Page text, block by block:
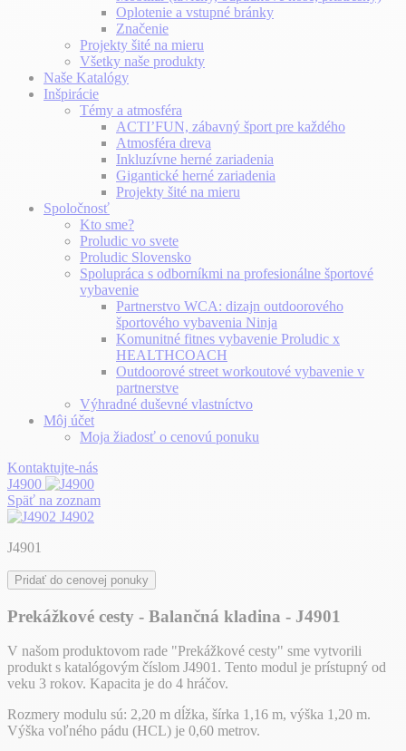
Oplotenie a vstupné bránky
Značenie
Projekty šité na mieru
Všetky naše produkty
Naše Katalógy
Inšpirácie
Témy a atmosféra
ACTI’FUN, zábavný šport pre každého
Atmosféra dreva
Inkluzívne herné zariadenia
Gigantické herné zariadenia
Projekty šité na mieru
Spoločnosť
Kto sme?
Proludic vo svete
Proludic Slovensko
Spolupráca s odborníkmi na profesionálne športové
vybavenie
Partnerstvo WCA: dizajn outdoorového
športového vybavenia Ninja
Komunitné fitnes vybavenie Proludic x
HEALTHCOACH
Outdoorové street workoutové vybavenie v
partnerstve
Výhradné duševné vlastníctvo
Môj účet
Moja žiadosť o cenovú ponuku
Kontaktujte-nás
J4900
Späť na zoznam
J4902
J4901
Pridať do cenovej ponuky
Prekážkové cesty - Balančná kladina - J4901
V našom produktovom rade "Prekážkové cesty" sme vytvorili
produkt s katalógovým číslom J4901. Tento modul je prístupný od
veku 3 rokov. Kapacita je do 4 hráčov.
Rozmery modulu sú: 2,20 m dĺžka, šírka 1,16 m, výška 1,20 m.
Výška voľného pádu (HCL) je 0,60 metrov.